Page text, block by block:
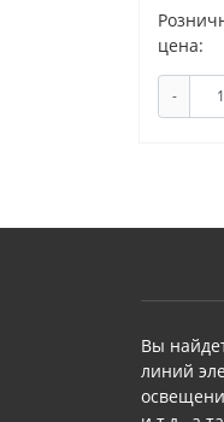
цена:
-
Вы
линий